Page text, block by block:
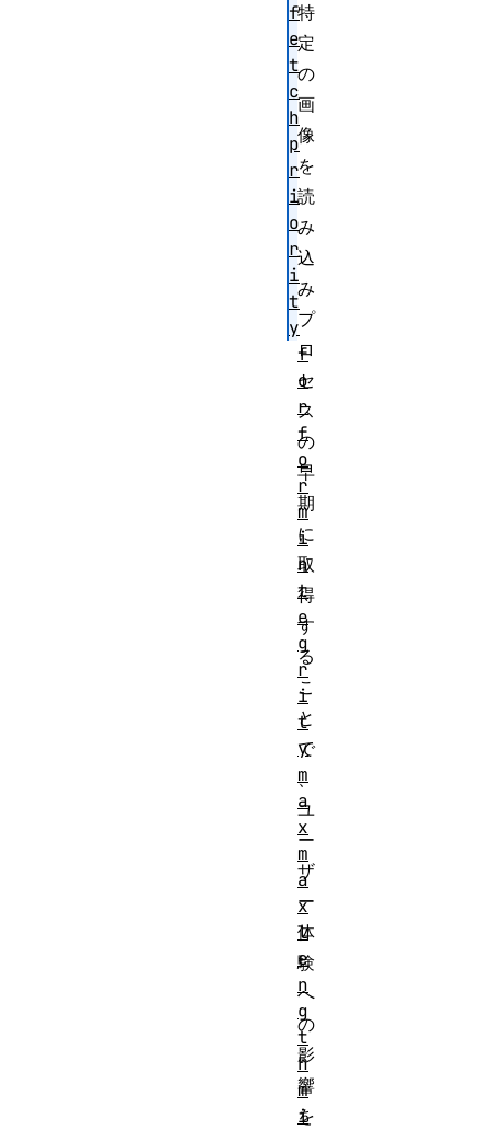
特
定
の
画
像
を
読
み
込
み
プ
ロ
セ
ス
の
早
期
に
取
得
す
る
こ
と
で
、
ユ
ー
ザ
ー
体
験
へ
の
影
響
を
f
e
t
c
h
p
r
i
o
r
i
t
y
f
o
r
f
o
r
m
i
n
t
e
g
r
i
t
y
m
a
x
m
a
x
l
e
n
g
t
h
m
i